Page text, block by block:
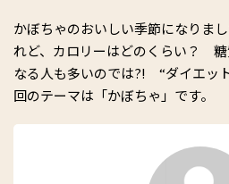
かぼちゃのおいしい季節になりま
れど、カロリーはどのくらい？
なる人も多いのでは?! “ダイエッ
回のテーマは「かぼちゃ」です。